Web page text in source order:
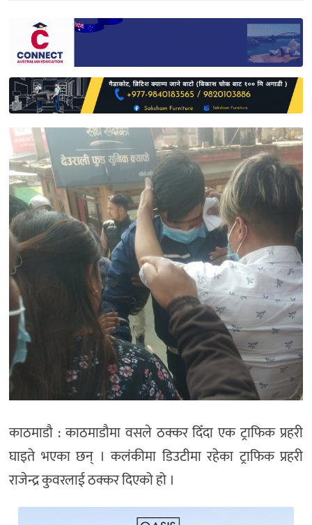
भिडियो
साहित्य
प्रदेश
English
काठमाडौ : काठमाडौमा वसले ठक्कर दिँदा एक ट्राफिक प्रहरी
घाइते भएका छन् । कलंकीमा डिउटीमा रहेका ट्राफिक प्रहरी
राजेन्द्र कुवरलाई ठक्कर दिएको हो ।